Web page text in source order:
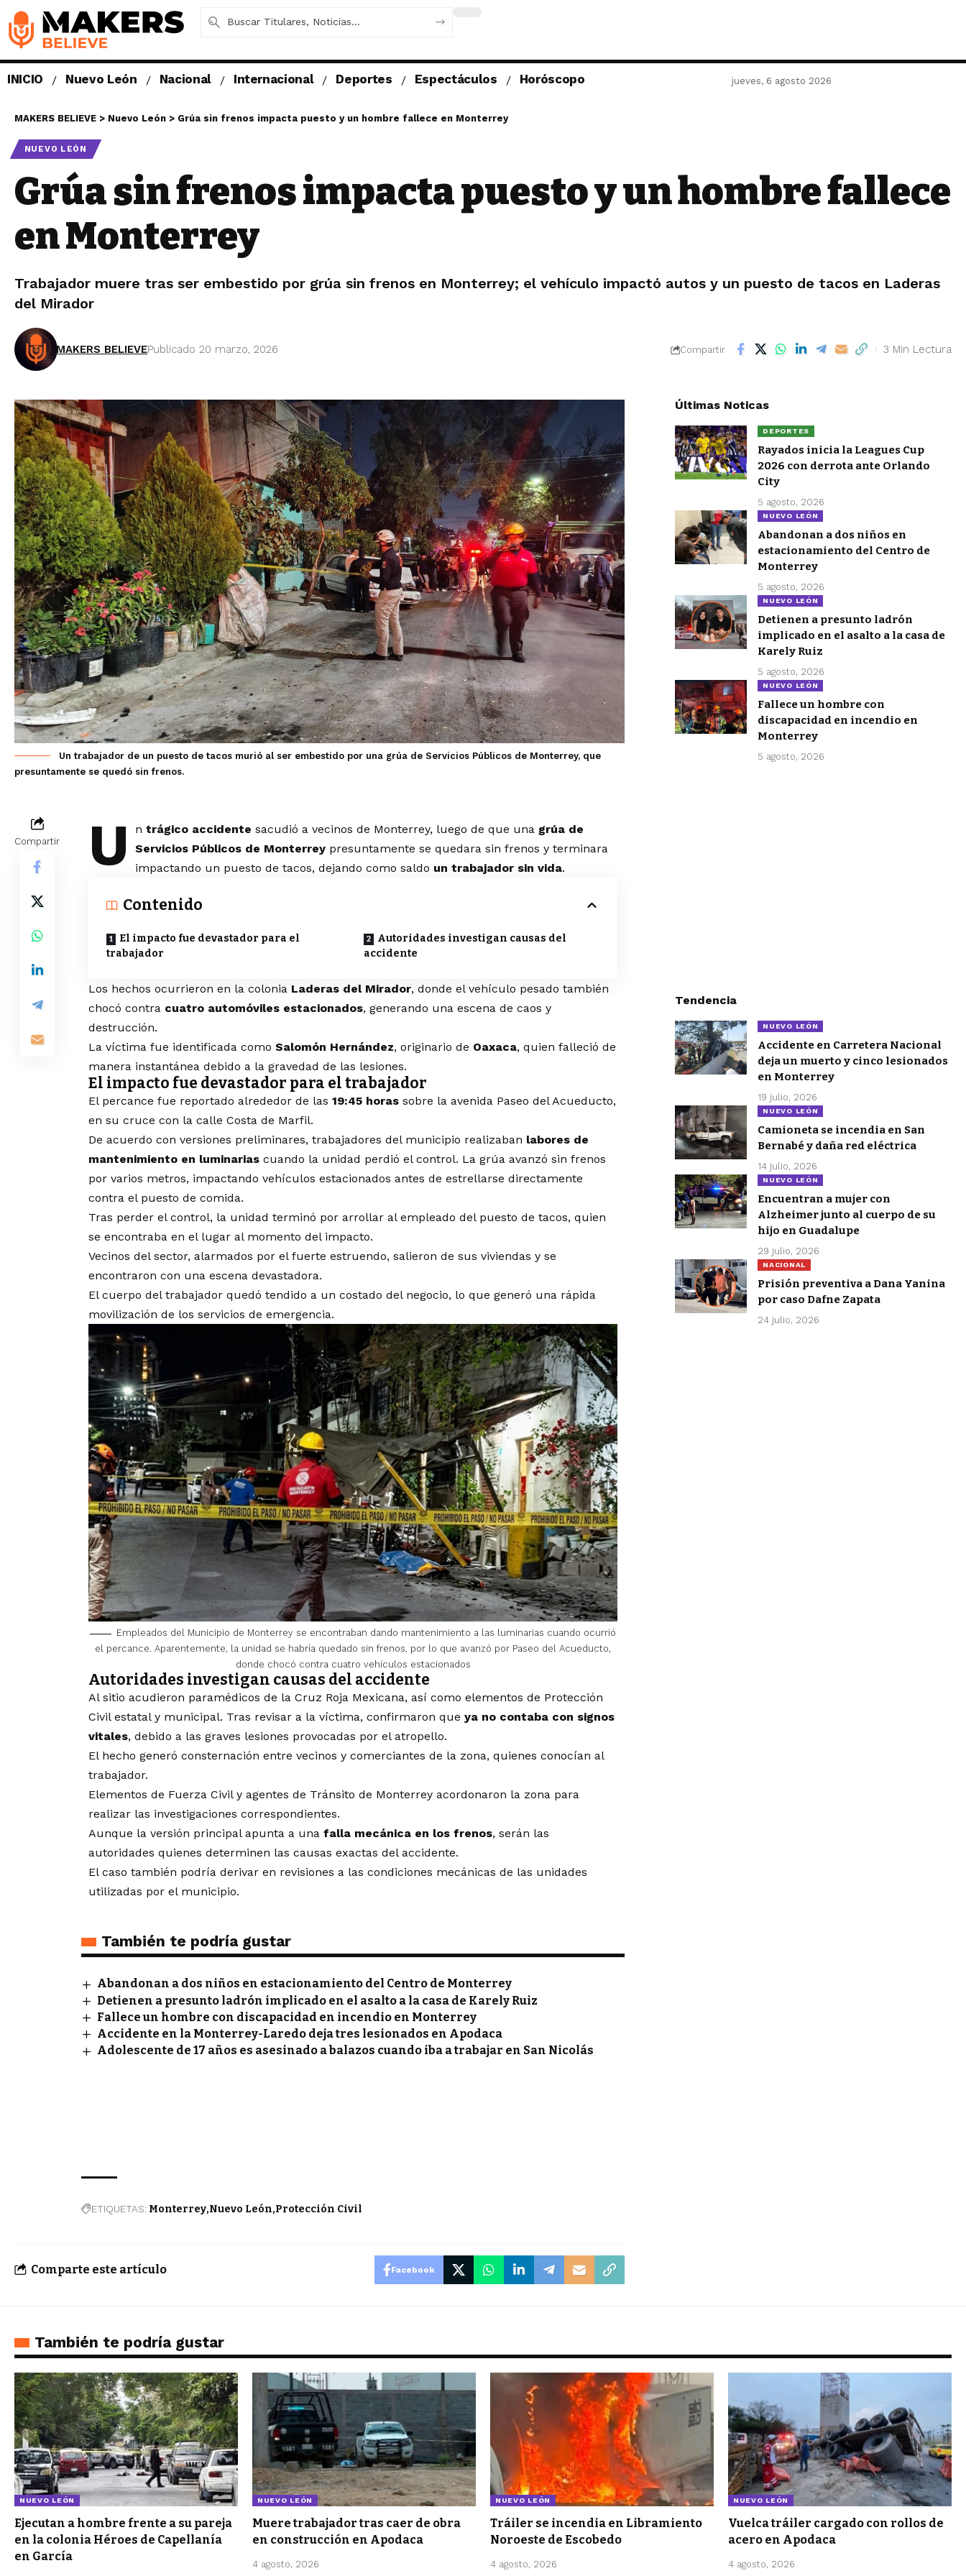
INICIO Nuevo León Nacional Internacional Deportes Espectáculos Horóscopo jueves, 6 agosto 2026
MAKERS BELIEVE > Nuevo León > Grúa sin frenos impacta puesto y un hombre fallece en Monterrey
NUEVO LEÓN
Grúa sin frenos impacta puesto y un hombre fallece
en Monterrey
Trabajador muere tras ser embestido por grúa sin frenos en Monterrey; el vehículo impactó autos y un puesto de tacos en Laderas
del Mirador
MAKERS BELIEVEPublicado 20 marzo, 2026 Compartir 3 Min Lectura
Un trabajador de un puesto de tacos murió al ser embestido por una grúa de Servicios Públicos de Monterrey, que
presuntamente se quedó sin frenos.
Compartir U n trágico accidente sacudió a vecinos de Monterrey, luego de que una grúa de
Servicios Públicos de Monterrey presuntamente se quedara sin frenos y terminara
impactando un puesto de tacos, dejando como saldo un trabajador sin vida.
Contenido
El impacto fue devastador para el
trabajador
Autoridades investigan causas del
accidente
Los hechos ocurrieron en la colonia Laderas del Mirador, donde el vehículo pesado también
chocó contra cuatro automóviles estacionados, generando una escena de caos y
destrucción.
La víctima fue identificada como Salomón Hernández, originario de Oaxaca, quien falleció de
manera instantánea debido a la gravedad de las lesiones.
El impacto fue devastador para el trabajador
El percance fue reportado alrededor de las 19:45 horas sobre la avenida Paseo del Acueducto,
en su cruce con la calle Costa de Marfil.
De acuerdo con versiones preliminares, trabajadores del municipio realizaban labores de
mantenimiento en luminarias cuando la unidad perdió el control. La grúa avanzó sin frenos
por varios metros, impactando vehículos estacionados antes de estrellarse directamente
contra el puesto de comida.
Tras perder el control, la unidad terminó por arrollar al empleado del puesto de tacos, quien
se encontraba en el lugar al momento del impacto.
Vecinos del sector, alarmados por el fuerte estruendo, salieron de sus viviendas y se
encontraron con una escena devastadora.
El cuerpo del trabajador quedó tendido a un costado del negocio, lo que generó una rápida
movilización de los servicios de emergencia.
Empleados del Municipio de Monterrey se encontraban dando mantenimiento a las luminarias cuando ocurrió
el percance. Aparentemente, la unidad se habría quedado sin frenos, por lo que avanzó por Paseo del Acueducto,
donde chocó contra cuatro vehículos estacionados
Autoridades investigan causas del accidente
Al sitio acudieron paramédicos de la Cruz Roja Mexicana, así como elementos de Protección
Civil estatal y municipal. Tras revisar a la víctima, confirmaron que ya no contaba con signos
vitales, debido a las graves lesiones provocadas por el atropello.
El hecho generó consternación entre vecinos y comerciantes de la zona, quienes conocían al
trabajador.
Elementos de Fuerza Civil y agentes de Tránsito de Monterrey acordonaron la zona para
realizar las investigaciones correspondientes.
Aunque la versión principal apunta a una falla mecánica en los frenos, serán las
autoridades quienes determinen las causas exactas del accidente.
El caso también podría derivar en revisiones a las condiciones mecánicas de las unidades
utilizadas por el municipio.
También te podría gustar
Abandonan a dos niños en estacionamiento del Centro de Monterrey
Detienen a presunto ladrón implicado en el asalto a la casa de Karely Ruiz
Fallece un hombre con discapacidad en incendio en Monterrey
Accidente en la Monterrey-Laredo deja tres lesionados en Apodaca
Adolescente de 17 años es asesinado a balazos cuando iba a trabajar en San Nicolás
ETIQUETAS: Monterrey Nuevo León Protección Civil
Comparte este artículo Facebook
Últimas Noticas
DEPORTES
Rayados inicia la Leagues Cup
2026 con derrota ante Orlando
City
5 agosto, 2026
NUEVO LEÓN
Abandonan a dos niños en
estacionamiento del Centro de
Monterrey
5 agosto, 2026
NUEVO LEÓN
Detienen a presunto ladrón
implicado en el asalto a la casa de
Karely Ruiz
5 agosto, 2026
NUEVO LEÓN
Fallece un hombre con
discapacidad en incendio en
Monterrey
5 agosto, 2026
Tendencia
NUEVO LEÓN
Accidente en Carretera Nacional
deja un muerto y cinco lesionados
en Monterrey
19 julio, 2026
NUEVO LEÓN
Camioneta se incendia en San
Bernabé y daña red eléctrica
14 julio, 2026
NUEVO LEÓN
Encuentran a mujer con
Alzheimer junto al cuerpo de su
hijo en Guadalupe
29 julio, 2026
NACIONAL
Prisión preventiva a Dana Yanina
por caso Dafne Zapata
24 julio, 2026
También te podría gustar
NUEVO LEÓN
Ejecutan a hombre frente a su pareja
en la colonia Héroes de Capellanía
en García
NUEVO LEÓN
Muere trabajador tras caer de obra
en construcción en Apodaca
4 agosto, 2026
NUEVO LEÓN
Tráiler se incendia en Libramiento
Noroeste de Escobedo
4 agosto, 2026
NUEVO LEÓN
Vuelca tráiler cargado con rollos de
acero en Apodaca
4 agosto, 2026